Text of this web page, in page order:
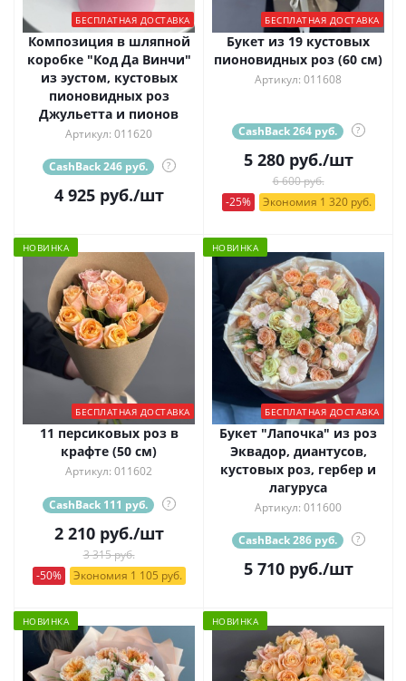
БЕСПЛАТНАЯ ДОСТАВКА
Композиция в шляпной
коробке "Код Да Винчи"
из эустом, кустовых
пионовидных роз
Джульетта и пионов
Артикул: 011620
CashBack 246 руб. ?
4 925руб./шт
БЕСПЛАТНАЯ ДОСТАВКА
Букет из 19 кустовых
пионовидных роз (60 см)
Артикул: 011608
CashBack 264 руб. ?
5 280руб./шт
6 600 руб.
-25%
Экономия 1 320 руб.
НОВИНКА
БЕСПЛАТНАЯ ДОСТАВКА
11 персиковых роз в
крафте (50 см)
Артикул: 011602
CashBack 111 руб. ?
2 210руб./шт
3 315 руб.
-50%
Экономия 1 105 руб.
НОВИНКА
БЕСПЛАТНАЯ ДОСТАВКА
Букет "Лапочка" из роз
Эквадор, диантусов,
кустовых роз, гербер и
лагуруса
Артикул: 011600
CashBack 286 руб. ?
5 710руб./шт
НОВИНКА НОВИНКА